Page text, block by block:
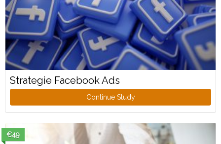
Strategie Facebook Ads
Continue Study
€49